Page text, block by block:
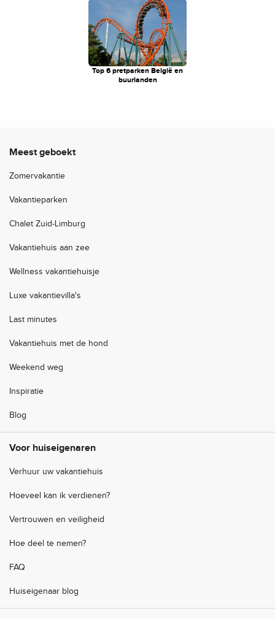
Top 6 pretparken België en
buurlanden
Meest geboekt
Zomervakantie
Vakantieparken
Chalet Zuid-Limburg
Vakantiehuis aan zee
Wellness vakantiehuisje
Luxe vakantievilla's
Last minutes
Vakantiehuis met de hond
Weekend weg
Inspiratie
Blog
Voor huiseigenaren
Verhuur uw vakantiehuis
Hoeveel kan ik verdienen?
Vertrouwen en veiligheid
Hoe deel te nemen?
FAQ
Huiseigenaar blog